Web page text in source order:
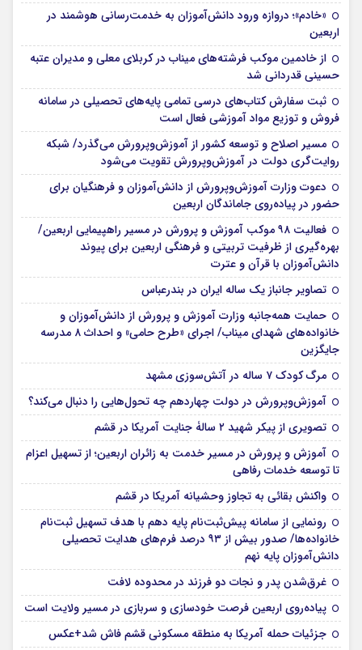
«خادم»؛ دروازه ورود دانش‌آموزان به خدمت‌رسانی هوشمند در
اربعین
از خادمین موکب فرشته‌های میناب در کربلای معلی و مدیران عتبه
حسینی قدردانی شد
ثبت سفارش کتاب‌های درسی تمامی پایه‌های تحصیلی در سامانه
فروش و توزیع مواد آموزشی فعال است
مسیر اصلاح و توسعه کشور از آموزش‌وپرورش می‌گذرد/ شبکه
روایت‌‌گری دولت در آموزش‌وپرورش تقویت می‌شود
دعوت وزارت آموزش‌وپرورش از دانش‌آموزان و فرهنگیان برای
حضور در پیاده‌روی جاماندگان اربعین
فعالیت ۹۸ موکب آموزش و پرورش در مسیر راهپیمایی اربعین/
بهره‌گیری از ظرفیت تربیتی و فرهنگی اربعین برای پیوند
دانش‌آموزان با قرآن و عترت
تصاویر جانباز یک ساله ایران در بندرعباس
حمایت همه‌جانبه وزارت آموزش و پرورش از دانش‌آموزان و
خانواده‌های شهدای میناب/ اجرای «طرح حامی» و احداث ۸ مدرسه
جایگزین
مرگ کودک ۷ ساله در آتش‌سوزی مشهد
آموزش‌وپرورش در دولت چهاردهم چه تحول‌هایی را دنبال می‌کند؟
تصویری از پیکر شهید ۲ سالۀ جنایت آمریکا در قشم
آموزش و پرورش در مسیر خدمت به زائران اربعین؛ از تسهیل اعزام
تا توسعه خدمات رفاهی
واکنش بقائی به تجاوز وحشیانه آمریکا در قشم
رونمایی از سامانه پیش‌ثبت‌نام پایه دهم با هدف تسهیل ثبت‌نام
خانواده‌ها/ صدور بیش از ۹۳ درصد فرم‌های هدایت تحصیلی
دانش‌آموزان پایه نهم
غرق‌شدن پدر و نجات دو فرزند در محدوده لافت
پیاده‌روی اربعین فرصت خودسازی و سربازی در مسیر ولایت است
جزئیات حمله آمریکا به منطقه مسکونی قشم فاش شد+عکس